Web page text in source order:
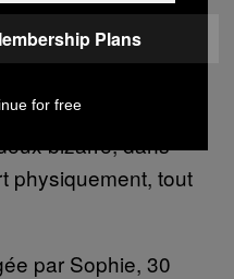
transformé notre
le défunt se
bizarre, dans
physiquement, tout
par Sophie, 30
Plans
for free